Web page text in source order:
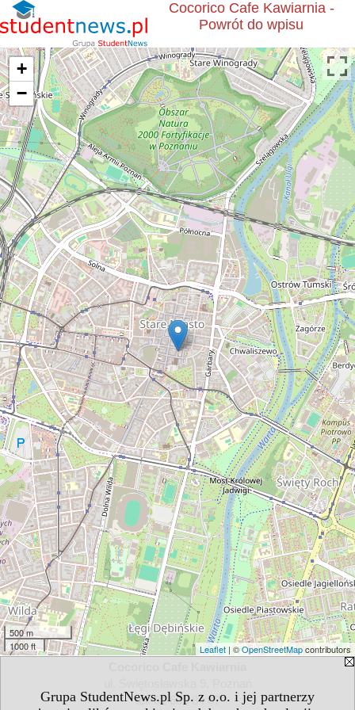
Grupa StudentNews.pl Sp. z o.o. i jej partnerzy
Cocorico Cafe Kawiarnia -
Powrót do wpisu
+
−
500 m
1000 ft
Leaflet | ©OpenStreetMapcontributors
tel. 61 665 84 67